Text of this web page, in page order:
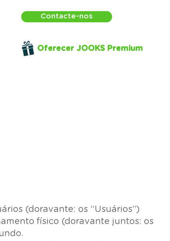
Contacte-nos
Oferecer JOOKS Premium
(doravante: os “Usuários”)
físico (doravante juntos: os